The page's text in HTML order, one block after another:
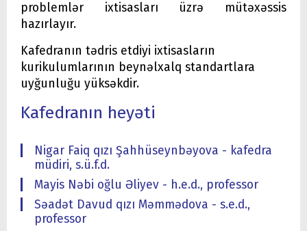
problemlər ixtisasları üzrə mütəxəssis
hazırlayır.
Kafedranın tədris etdiyi ixtisasların
kurikulumlarının beynəlxalq standartlara
uyğunluğu yüksəkdir.
Kafedranın heyəti
Nigar Faiq qızı Şahhüseynbəyova - kafedra
müdiri, s.ü.f.d.
Mayis Nəbi oğlu Əliyev - h.e.d., professor
Səadət Davud qızı Məmmədova - s.e.d.,
professor